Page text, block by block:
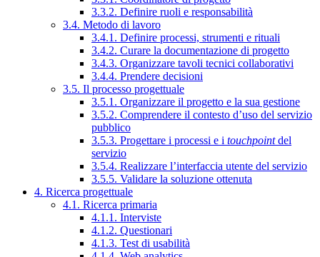
3.3.2. Definire ruoli e responsabilità
3.4. Metodo di lavoro
3.4.1. Definire processi, strumenti e rituali
3.4.2. Curare la documentazione di progetto
3.4.3. Organizzare tavoli tecnici collaborativi
3.4.4. Prendere decisioni
3.5. Il processo progettuale
3.5.1. Organizzare il progetto e la sua gestione
3.5.2. Comprendere il contesto d’uso del servizio
pubblico
3.5.3. Progettare i processi e i touchpointdel
servizio
3.5.4. Realizzare l’interfaccia utente del servizio
3.5.5. Validare la soluzione ottenuta
4. Ricerca progettuale
4.1. Ricerca primaria
4.1.1. Interviste
4.1.2. Questionari
4.1.3. Test di usabilità